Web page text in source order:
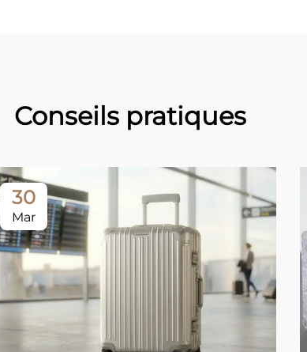
Conseils pratiques
30
Mar